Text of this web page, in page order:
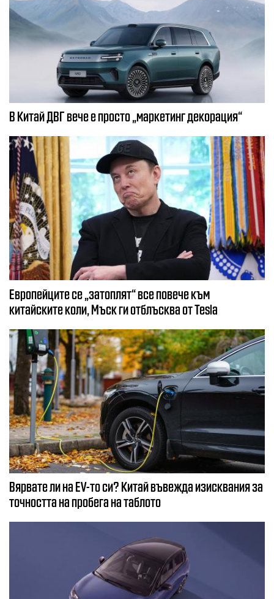
В Китай ДВГ вече е просто „маркетинг декорация“
Европейците се „затоплят“ все повече към
китайските коли, Мъск ги отблъсква от Tesla
Вярвате ли на EV-то си? Китай въвежда изисквания за
точността на пробега на таблото